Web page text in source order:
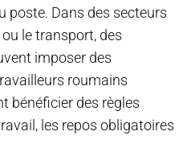
poste. Dans des secteurs
le transport, des
imposer des
roumains
bénéficier des règles
les repos obligatoires